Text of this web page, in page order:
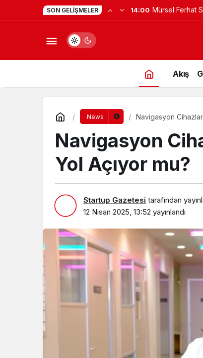
SON GELIŞMELER 0:23 Yapay Zekaya
Akış
News Navigasyon
Navigasyon
Yol Açıyor mu?
Startup Gazetesi tarafından
12 Nisan 2025, 13:52 yayınlandı